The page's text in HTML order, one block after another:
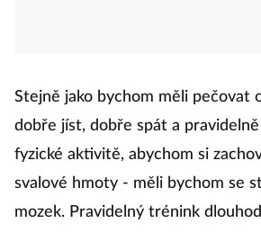
Stejně jako bychom měli pečovat
dobře jíst, dobře spát a
fyzické aktivitě, abychom si
svalové hmoty - měli bychom se
mozek. Pravidelný trénink